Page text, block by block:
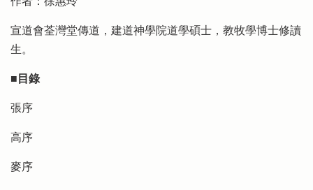
宣道會荃灣堂傳道，建道神學院道學碩士，教牧學博士修讀
生。
■目錄
張序
高序
麥序